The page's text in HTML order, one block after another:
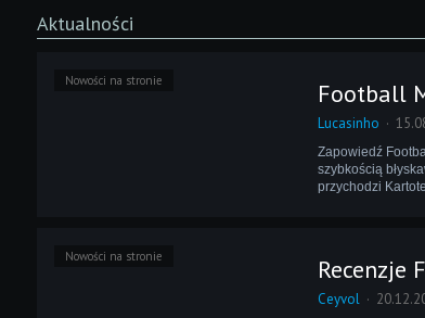
Aktualności
Nowości na stronie Football
Lucasinho
Zapowiedź
szybkością
przychodzi
Nowości na stronie Recenzje
Ceyvol